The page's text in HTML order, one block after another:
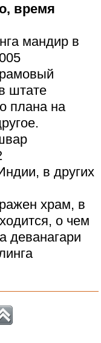
время
мандир в
штате
плана на
в других
храм, в
о чем
деванагари